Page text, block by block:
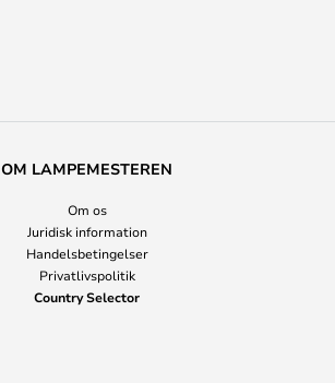
OM LAMPEMESTEREN
Om os
Juridisk information
Handelsbetingelser
Privatlivspolitik
Country Selector